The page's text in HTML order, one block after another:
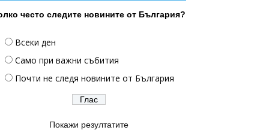
често следите новините от България?
Всеки ден
Само при важни събития
Почти не следя новините от България
Покажи резултатите